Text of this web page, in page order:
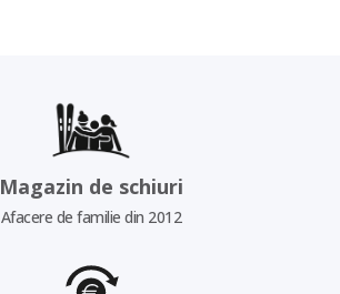
Magazin de schiuri
Afacere de familie din 2012